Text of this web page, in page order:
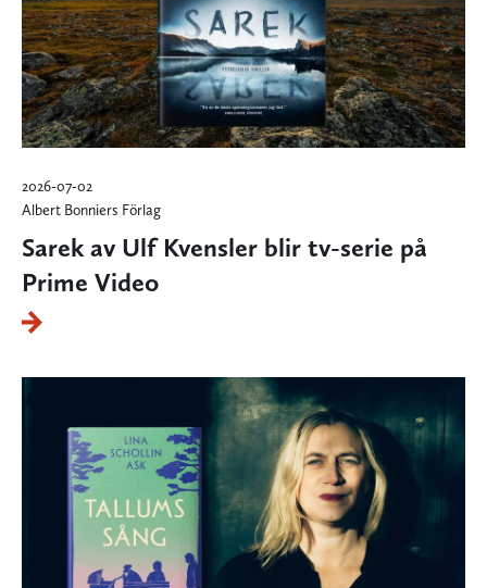
2026-07-02
Albert Bonniers Förlag
Sarek av Ulf Kvensler blir tv-serie på
Prime Video